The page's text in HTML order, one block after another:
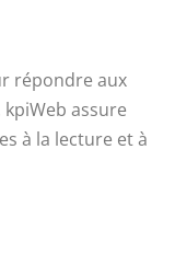
répondre aux
kpiWeb assure
à la lecture et à